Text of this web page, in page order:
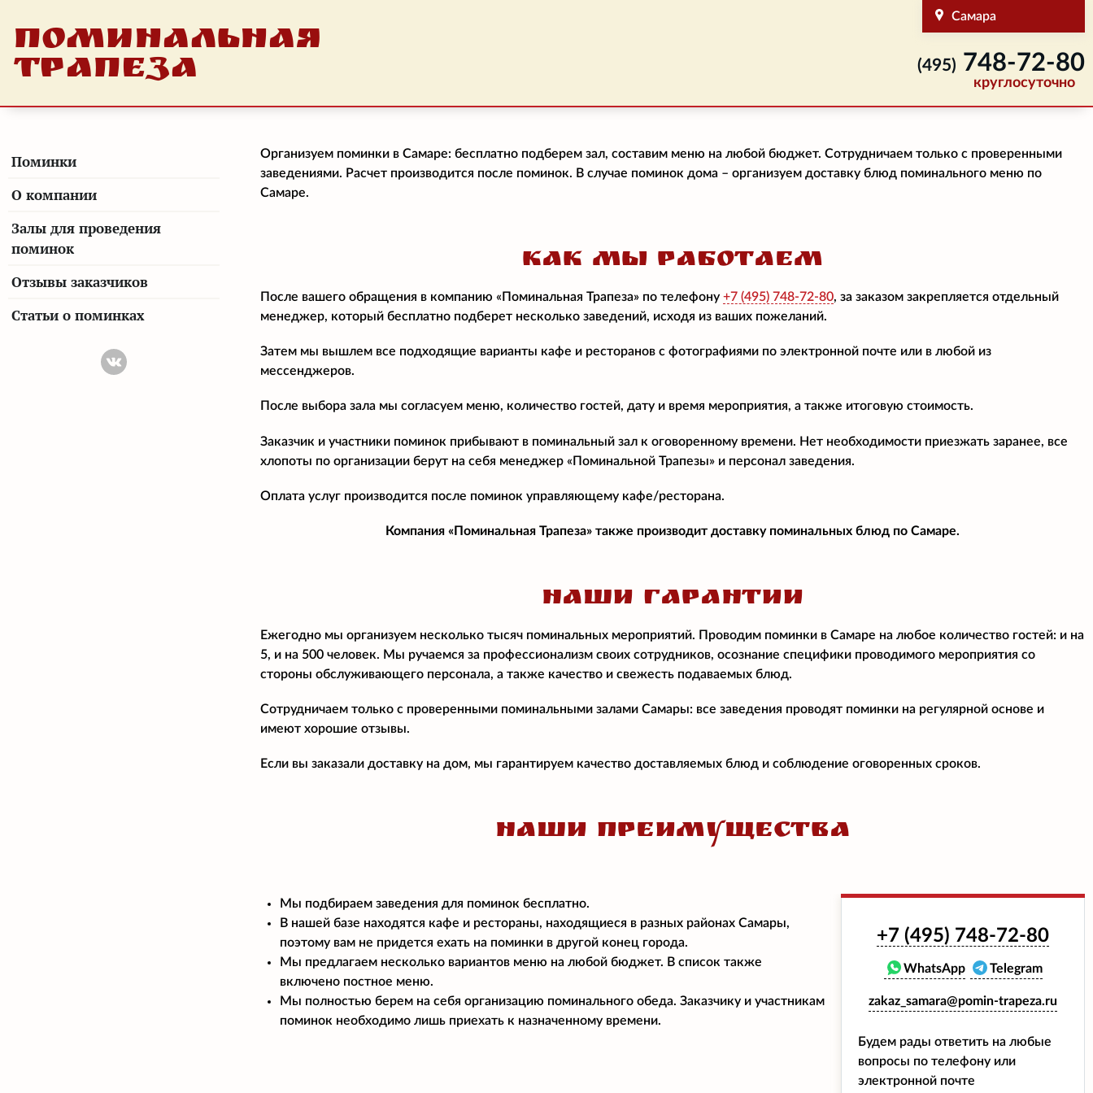
ПОМИНАЛЬНАЯ
ТРАПЕЗА
Самара
(495) 748-72-80
круглосуточно
Поминки
О компании
Залы для проведения
поминок
Отзывы заказчиков
Статьи о поминках
Организуем поминки в Самаре: бесплатно подберем зал, составим меню на любой бюджет. Сотрудничаем только с проверенными
заведениями. Расчет производится после поминок. В случае поминок дома – организуем доставку блюд поминального меню по
Самаре.
КАК МЫ РАБОТАЕМ
После вашего обращения в компанию «Поминальная Трапеза» по телефону +7 (495) 748-72-80, за заказом закрепляется отдельный
менеджер, который бесплатно подберет несколько заведений, исходя из ваших пожеланий.
Затем мы вышлем все подходящие варианты кафе и ресторанов с фотографиями по электронной почте или в любой из
мессенджеров.
После выбора зала мы согласуем меню, количество гостей, дату и время мероприятия, а также итоговую стоимость.
Заказчик и участники поминок прибывают в поминальный зал к оговоренному времени. Нет необходимости приезжать заранее, все
хлопоты по организации берут на себя менеджер «Поминальной Трапезы» и персонал заведения.
Оплата услуг производится после поминок управляющему кафе/ресторана.
Компания «Поминальная Трапеза» также производит доставку поминальных блюд по Самаре.
НАШИ ГАРАНТИИ
Ежегодно мы организуем несколько тысяч поминальных мероприятий. Проводим поминки в Самаре на любое количество гостей: и на
5, и на 500 человек. Мы ручаемся за профессионализм своих сотрудников, осознание специфики проводимого мероприятия со
стороны обслуживающего персонала, а также качество и свежесть подаваемых блюд.
Сотрудничаем только с проверенными поминальными залами Самары: все заведения проводят поминки на регулярной основе и
имеют хорошие отзывы.
Если вы заказали доставку на дом, мы гарантируем качество доставляемых блюд и соблюдение оговоренных сроков.
НАШИ ПРЕИМУЩЕСТВА
Мы подбираем заведения для поминок бесплатно.
В нашей базе находятся кафе и рестораны, находящиеся в разных районах Самары,
поэтому вам не придется ехать на поминки в другой конец города.
Мы предлагаем несколько вариантов меню на любой бюджет. В список также
включено постное меню.
Мы полностью берем на себя организацию поминального обеда. Заказчику и участникам
поминок необходимо лишь приехать к назначенному времени.
+7 (495) 748-72-80
WhatsApp Telegram
zakaz_samara@pomin-trapeza.ru
Будем рады ответить на любые
вопросы по телефону или
электронной почте